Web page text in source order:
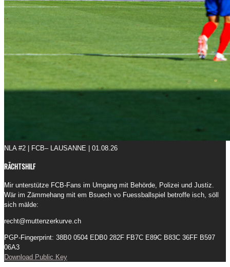
NLA #2 | FCB– LAUSANNE | 01.08.26
RÄCHTSHILF
Mir unterstütze FCB-Fans im Umgang mit Behörde, Polizei und Justiz.
Wär im Zämmehang mit em Bsuech vo Fuessballspiel betroffe isch, söll
sich mälde:
recht@muttenzerkurve.ch
PGP-Fingerprint: 38B0 0504 EDB0 282F FB7C E89C B83C 36FF B597
06A3
Download Public Key